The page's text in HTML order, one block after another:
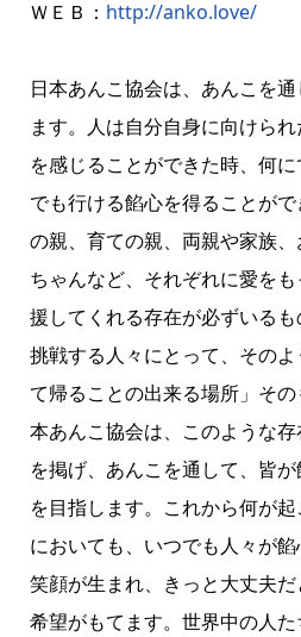
ＷＥＢ： http://anko.love/
日本あんこ協会は、あんこを
ます。人は自分自身に向けら
を感じることができた時、何
でも行ける餡心を得ることが
の親、育ての親、両親や家族
ちゃんなど、それぞれに愛を
援してくれる存在が必ずいる
挑戦する人々にとって、その
て帰ることの出来る場所」そ
本あんこ協会は、このような
を掲げ、あんこを通して、皆
を目指します。これから何が
においても、いつでも人々が
笑顔が生まれ、きっと大丈夫
希望がもてます。世界中の人